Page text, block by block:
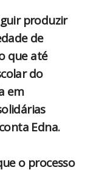
produzir
de
que até
do
em
Edna.
o processo